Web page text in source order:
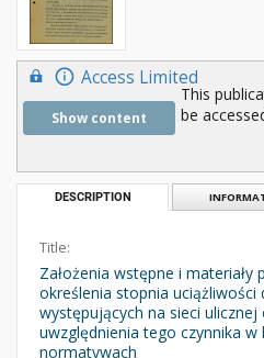
Access Limited
Show content
This
be
DESCRIPTION
Title:
Założenia wstępne i
określenia stopnia uciążliwości
występujących na sieci
uwzględnienia tego czynnika w
normatywach